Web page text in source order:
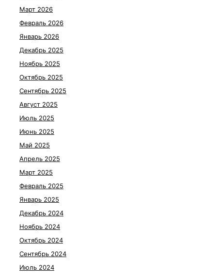
Март 2026
Февраль 2026
Январь 2026
Декабрь 2025
Ноябрь 2025
Октябрь 2025
Сентябрь 2025
Август 2025
Июль 2025
Июнь 2025
Май 2025
Апрель 2025
Март 2025
Февраль 2025
Январь 2025
Декабрь 2024
Ноябрь 2024
Октябрь 2024
Сентябрь 2024
Июль 2024